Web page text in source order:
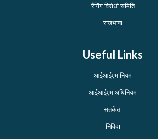
रैगिंग विरोधी समिति
राजभाषा
Useful Links
आईआईएम नियम
आईआईएम अधिनियम
सतर्कता
निविदा